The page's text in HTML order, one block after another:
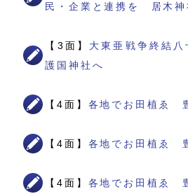
民・企業と連携を 居木神
【3面】 大東亜戦争終結
護国神社へ
【4面】 各地でお田植ゑ
【4面】 各地でお田植ゑ
【4面】 各地でお田植ゑ